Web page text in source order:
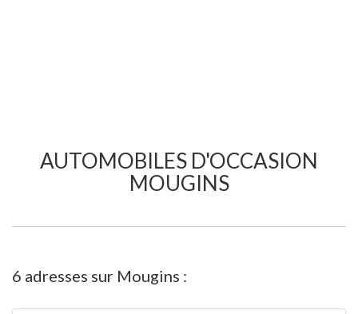
AUTOMOBILES D'OCCASION
MOUGINS
6 adresses sur Mougins :